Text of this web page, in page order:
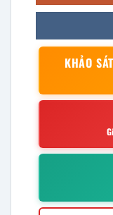
KHẢO